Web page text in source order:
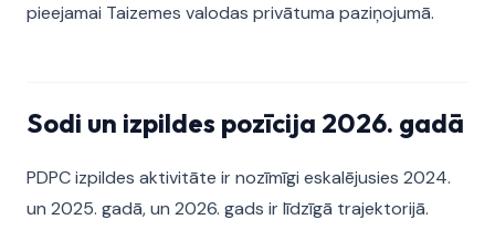
pieejamai Taizemes valodas privātuma paziņojumā.
Sodi un izpildes pozīcija 2026. gadā
PDPC izpildes aktivitāte ir nozīmīgi eskalējusies 2024.
un 2025. gadā, un 2026. gads ir līdzīgā trajektorijā.